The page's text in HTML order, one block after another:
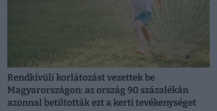
Rendkívüli korlátozást vezettek be
Magyarországon: az ország 90 százalékán
azonnal betiltották ezt a kerti tevékenységet